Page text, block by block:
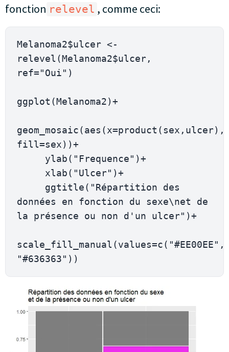
fonction relevel , comme ceci:
Melanoma2$ulcer <-
relevel(Melanoma2$ulcer,
ref="Oui")
ggplot(Melanoma2)+
geom_mosaic(aes(x=product(sex,ulcer),
fill=sex))+
données en fonction du sexe\net de
la présence ou non d'un ulcer")+
scale_fill_manual(values=c("#EE00EE",
"#636363"))